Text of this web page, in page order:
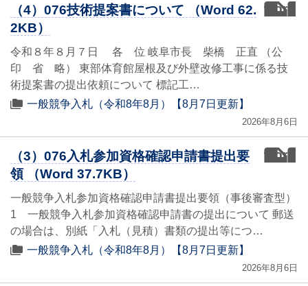
word
（4）076技術提案書について （Word 62.
2KB）
令和８年８月７日 各 位 岐阜市長 柴橋 正直 （公
印 省 略） 東部体育館屋根及び外壁改修工事に係る技
術提案書の提出依頼について 標記工…
一般競争入札（令和8年8月）【8月7日更新】
2026年8月6日
word
（3）076入札参加資格確認申請書提出要
領 （Word 37.7KB）
一般競争入札参加資格確認申請書提出要領（事後審査型）
1 一般競争入札参加資格確認申請書の提出について 郵送
の場合は、別紙「入札（見積）書類の提出等につ…
一般競争入札（令和8年8月）【8月7日更新】
2026年8月6日